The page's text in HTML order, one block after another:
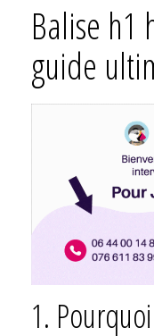
Balise h1
guide
1.